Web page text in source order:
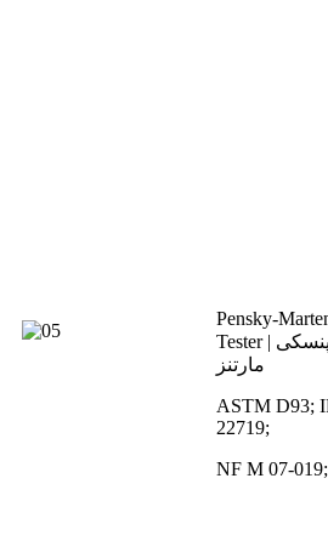
Pensky-
Tester | نقطه اشتعال روش بسته پنسکی
مارتنز
ASTM D93;
22719;
NF M 07-